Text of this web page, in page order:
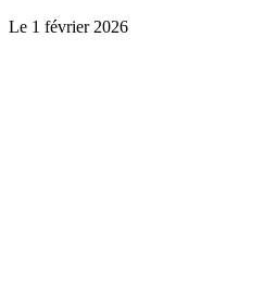
Le 1 février 2026